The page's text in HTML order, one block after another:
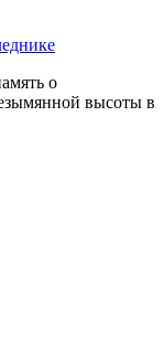
о
высоты в